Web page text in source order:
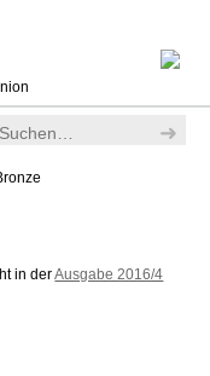
in derAusgabe 2016/4